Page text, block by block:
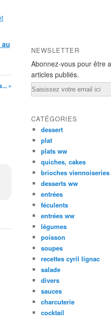
»
NEWSLETTER
Abonnez-vous pour être
articles publiés.
Email
CATÉGORIES
dessert
plat
plats ww
quiches, cakes
brioches viennoiseries
desserts ww
entrées
féculents
entrées ww
légumes
poisson
soupes
recettes cyril lignac
salade
divers
sauces
charcuterie
cocktail